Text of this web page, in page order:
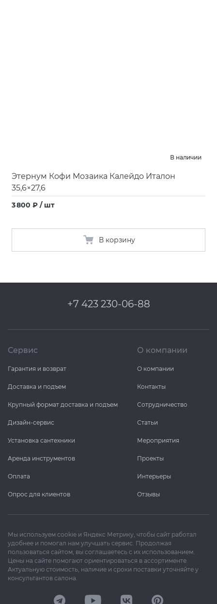
В наличии
Этернум Кофи Мозаика Калейдо Италон
35,6×27,6
3 800 ₽ / шт
В корзину
+7 423 230-06-88
Сервис
Гарантия и возврат
Доставка и подъем
Крупный формат доставка и подъем
Дизайн-сервис
Установка сантехники
Аренда инструментов
Оплата
Опрос для клиентов
О компании
О компании
Контакты
Сотрудничество
Статьи
Мероприятия
Проекты
Интерьеры
Отзывы
Мы используем cookie и Яндекс Метрику, чтобы сайт работал
удобнее и помогал нам улучшать сервис. Продолжая
пользоваться сайтом, вы соглашаетесь с их использованием.
Цены на сайте помогают ориентироваться в ассортименте.
Актуальную стоимость, наличие и сроки поставки уточняйте у
консультантов салона.